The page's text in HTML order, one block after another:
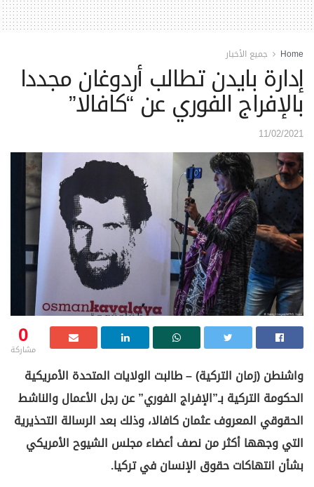
Home جميع الأخبار
إدارة بايدن تطالب أردوغان مجددا
بالإفراج الفوري عن “كافالا”
11/02/2021
0
مشاركة
واشنطن (زمان التركية) – طالبت الولايات المتحدة الأمريكية
الحكومة التركية بـ”الإفراج الفوري” عن رجل الأعمال والناشط
الحقوقي المعروف عثمان كافالا، وذلك بعد الرسالة التحذيرية
التي وجهها أكثر من نصف أعضاء مجلس الشيوح الأمريكي
بشأن انتهاكات حقوق الإنسان في تركيا.